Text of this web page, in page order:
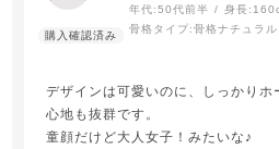
年代:50代前半 身長:
骨格タイプ:骨格ナチュラル
デザインは可愛いのに、しっかりホ
心地も抜群です。
童顔だけど大人女子！みたいな♪